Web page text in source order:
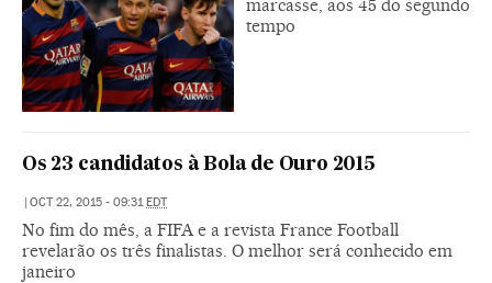
marcasse, aos 45 do segundo
tempo
Os 23 candidatos à Bola de Ouro 2015
| OCT 22, 2015 - 09:31 EDT
No fim do mês, a FIFA e a revista France Football
revelarão os três finalistas. O melhor será conhecido em
janeiro